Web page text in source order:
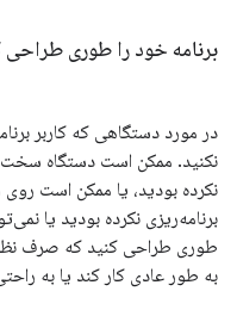
برنامه خود را طوری طراحی
در مورد دستگاهی که کاربر
نکنید. ممکن است دستگاه
نکرده بودید، یا ممکن است
برنامه‌ریزی نکرده بودید یا
طوری طراحی کنید که صرف
به طور عادی کار کند یا به